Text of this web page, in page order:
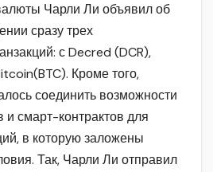
Чарли Ли объявил об
сразу трех
с Decred (DCR),
Кроме того,
соединить возможности
смарт-контрактов для
в которую заложены
Так, Чарли Ли отправил